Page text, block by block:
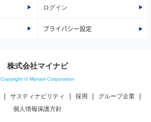
ログイン
プライバシー設定
株式会社マイナビ
Copyright © Mynavi Corporation
サスティナビリティ 採用
グループ企業
個人情報保護方針